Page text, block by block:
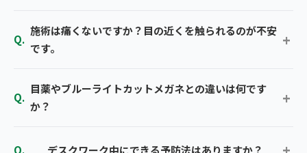
施術は痛くないですか？目の近くを触られるのが不安
です。
目薬やブルーライトカットメガネとの違いは何です
か？
デスクワーク中にできる予防法はありますか？